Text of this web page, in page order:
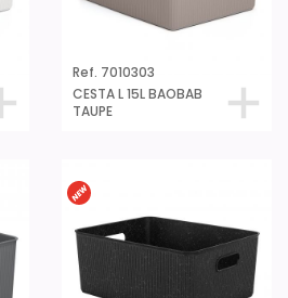
Ref. 7010303
CESTA L 15L BAOBAB
TAUPE